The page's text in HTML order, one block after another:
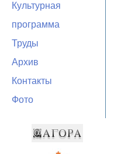
Культурная
программа
Труды
Архив
Контакты
Фото